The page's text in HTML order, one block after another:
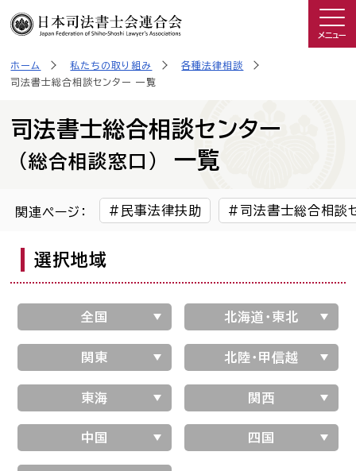
司法書士を知る
日司連について
私たちの取り組み
広報物・制作物
こんなときは司法書士
司法書士に相談したい人へ
司法書士を目指す人へ
学生の皆さんへ
会員の方へ
メニュー
ホーム 私たちの取り組み
各種法律相談
司法書士総合相談センター 一覧
司法書士総合相談センター
(総合相談窓口) 一覧
関連ページ： 民事法律扶助 司法書士総合相談
選択地域
全国 北海道・東北
関東 北陸・甲信越
東海 関西
中国 四国